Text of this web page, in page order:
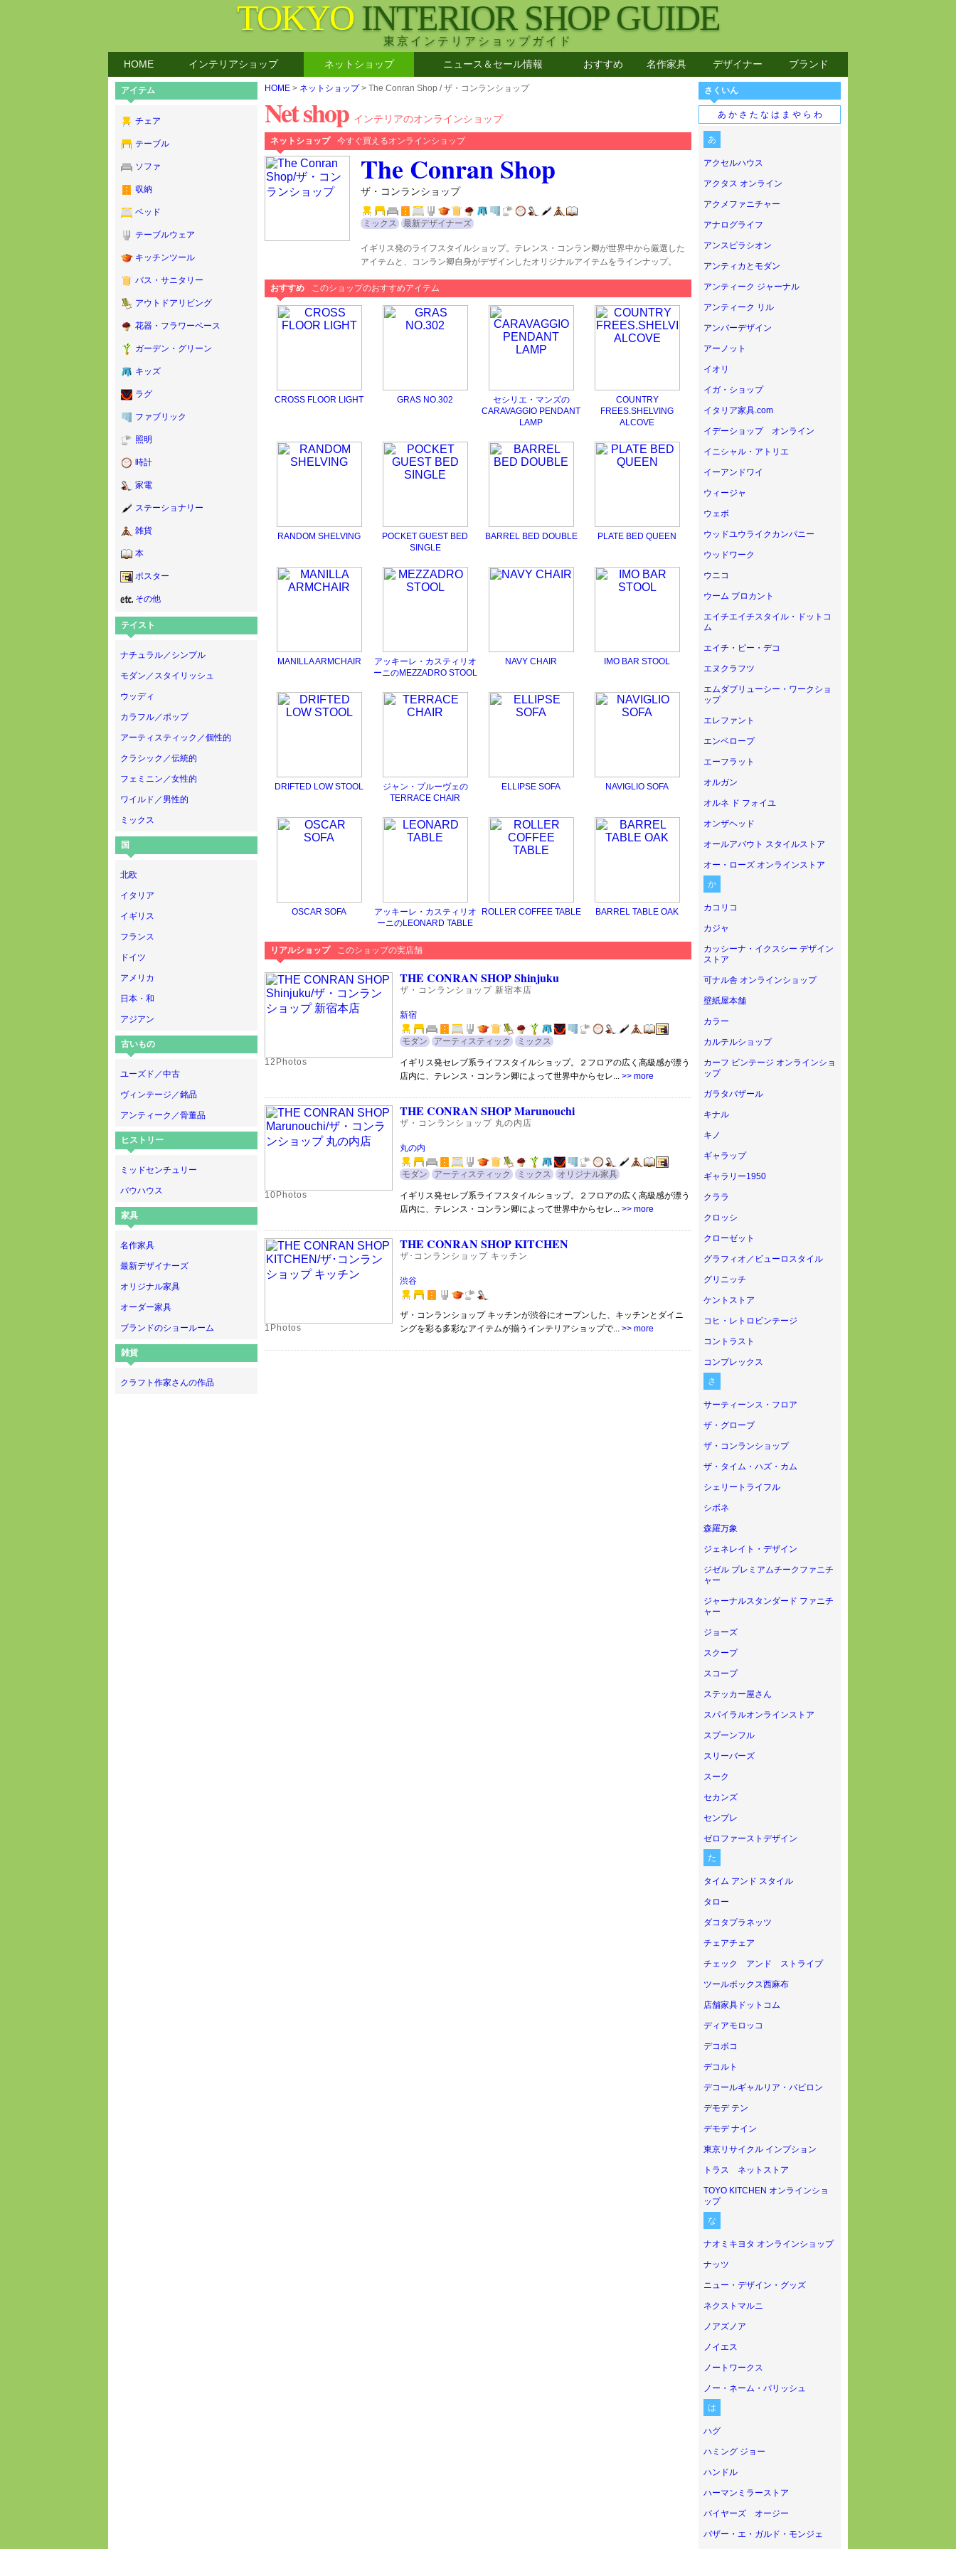
TOKYOINTERIOR SHOP GUIDE
東京インテリアショップガイド
HOME インテリアショップ ネットショップ ニュース＆セール情報 おすすめ 名作家具 デザイナー ブランド
アイテム
チェア
テーブル
ソファ
収納
ベッド
テーブルウェア
キッチンツール
バス・サニタリー
アウトドアリビング
花器・フラワーベース
ガーデン・グリーン
キッズ
ラグ
ファブリック
照明
時計
家電
ステーショナリー
雑貨
本
ポスター
その他
テイスト
ナチュラル／シンプル
モダン／スタイリッシュ
ウッディ
カラフル／ポップ
アーティスティック／個性的
クラシック／伝統的
フェミニン／女性的
ワイルド／男性的
ミックス
国
北欧
イタリア
イギリス
フランス
ドイツ
アメリカ
日本・和
アジアン
古いもの
ユーズド／中古
ヴィンテージ／銘品
アンティーク／骨董品
ヒストリー
ミッドセンチュリー
バウハウス
家具
名作家具
最新デザイナーズ
オリジナル家具
オーダー家具
ブランドのショールーム
雑貨
クラフト作家さんの作品
HOME > ネットショップ> The Conran Shop / ザ・コンランショップ
Net shop インテリアのオンラインショップ
ネットショップ 今すぐ買えるオンラインショップ
The Conran Shop
ザ・コンランショップ
ミックス 最新デザイナーズ
イギリス発のライフスタイルショップ。テレンス・コンラン卿が世界中から厳選した
アイテムと、コンラン卿自身がデザインしたオリジナルアイテムをラインナップ。
おすすめ このショップのおすすめアイテム
CROSS FLOOR LIGHT GRAS NO.302
セシリエ・マンズの
CARAVAGGIO PENDANT
LAMP
COUNTRY
FREES.SHELVING
ALCOVE
RANDOM SHELVING
POCKET GUEST BED
SINGLE
BARREL BED DOUBLE PLATE BED QUEEN
MANILLA ARMCHAIR
アッキーレ・カスティリオ
ーニのMEZZADRO STOOL
NAVY CHAIR IMO BAR STOOL
DRIFTED LOW STOOL
ジャン・プルーヴェの
TERRACE CHAIR
ELLIPSE SOFA NAVIGLIO SOFA
OSCAR SOFA
アッキーレ・カスティリオ
ーニのLEONARD TABLE
ROLLER COFFEE TABLE BARREL TABLE OAK
リアルショップ このショップの実店舗
12Photos
THE CONRAN SHOP Shinjuku
ザ・コンランショップ 新宿本店
新宿
モダン アーティスティック ミックス
イギリス発セレブ系ライフスタイルショップ。２フロアの広く高級感が漂う
店内に、テレンス・コンラン卿によって世界中からセレ... >> more
10Photos
THE CONRAN SHOP Marunouchi
ザ・コンランショップ 丸の内店
丸の内
モダン アーティスティック ミックス オリジナル家具
イギリス発セレブ系ライフスタイルショップ。２フロアの広く高級感が漂う
店内に、テレンス・コンラン卿によって世界中からセレ... >> more
1Photos
THE CONRAN SHOP KITCHEN
ザ･コンランショップ キッチン
渋谷
ザ・コンランショップ キッチンが渋谷にオープンした、キッチンとダイニ
ングを彩る多彩なアイテムが揃うインテリアショップで... >> more
さくいん
あ か さ た な は ま や ら わ
あ
アクセルハウス
アクタス オンライン
アクメファニチャー
アナログライフ
アンスピラシオン
アンティカとモダン
アンティーク ジャーナル
アンティーク リル
アンバーデザイン
アーノット
イオリ
イガ・ショップ
イタリア家具.com
イデーショップ オンライン
イニシャル・アトリエ
イーアンドワイ
ウィージャ
ウェボ
ウッドユウライクカンパニー
ウッドワーク
ウニコ
ウーム ブロカント
エイチエイチスタイル・ドットコ
ム
エイチ・ピー・デコ
エヌクラフツ
エムダブリューシー・ワークショ
ップ
エレファント
エンベロープ
エーフラット
オルガン
オルネ ド フォイユ
オンザヘッド
オールアバウト スタイルストア
オー・ローズ オンラインストア
か
カコリコ
カジャ
カッシーナ・イクスシー デザイン
ストア
可ナル舎 オンラインショップ
壁紙屋本舗
カラー
カルテルショップ
カーフ ビンテージ オンラインショ
ップ
ガラタバザール
キナル
キノ
ギャラップ
ギャラリー1950
クララ
クロッシ
クローゼット
グラフィオ／ビューロスタイル
グリニッチ
ケントストア
コヒ・レトロビンテージ
コントラスト
コンプレックス
さ
サーティーンス・フロア
ザ・グローブ
ザ・コンランショップ
ザ・タイム・ハズ・カム
シェリートライフル
シボネ
森羅万象
ジェネレイト・デザイン
ジゼル プレミアムチークファニチ
ャー
ジャーナルスタンダード ファニチ
ャー
ジョーズ
スクープ
スコープ
ステッカー屋さん
スパイラルオンラインストア
スプーンフル
スリーバーズ
スーク
セカンズ
センプレ
ゼロファーストデザイン
た
タイム アンド スタイル
タロー
ダコタプラネッツ
チェアチェア
チェック アンド ストライプ
ツールボックス西麻布
店舗家具ドットコム
ディアモロッコ
デコボコ
デコルト
デコールギャルリア・バビロン
デモデ テン
デモデ ナイン
東京リサイクル インプション
トラス ネットストア
TOYO KITCHEN オンラインショ
ップ
な
ナオミキヨタ オンラインショップ
ナッツ
ニュー・デザイン・グッズ
ネクストマルニ
ノアズノア
ノイエス
ノートワークス
ノー・ネーム・パリッシュ
は
ハグ
ハミング ジョー
ハンドル
ハーマンミラーストア
バイヤーズ オージー
バザー・エ・ガルド・モンジェ